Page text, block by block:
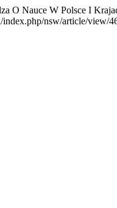
O Nauce W Polsce I
index.php/nsw/article/view/